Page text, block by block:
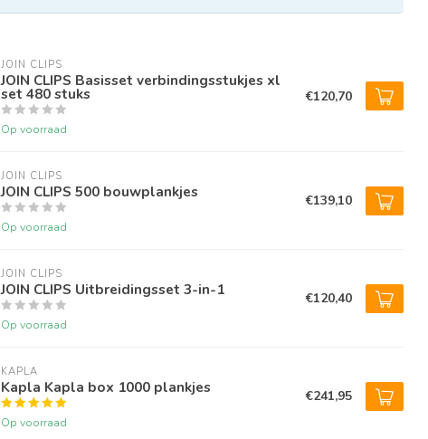
JOIN CLIPS
JOIN CLIPS Basisset verbindingsstukjes xl
set 480 stuks
Op voorraad
€120,70
JOIN CLIPS
JOIN CLIPS 500 bouwplankjes
Op voorraad
€139,10
JOIN CLIPS
JOIN CLIPS Uitbreidingsset 3-in-1
Op voorraad
€120,40
KAPLA
Kapla Kapla box 1000 plankjes
Op voorraad
€241,95